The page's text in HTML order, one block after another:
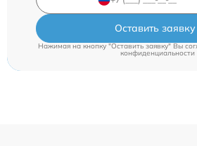
Оставить заявку
Нажимая на кнопку "Оставить заявку" Вы
конфиденциальности